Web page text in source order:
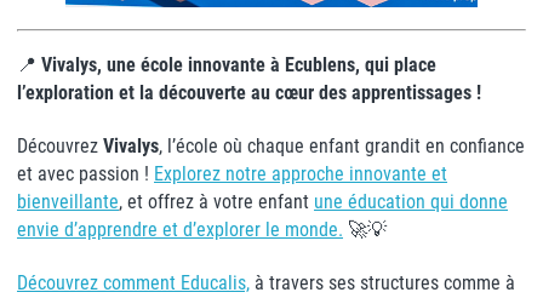
📍 Vivalys, une école innovante à Ecublens, qui place
l’exploration et la découverte au cœur des apprentissages !
Découvrez Vivalys, l’école où chaque enfant grandit en confiance
et avec passion ! Explorez notre approche innovante et
bienveillante, et offrez à votre enfant une éducation qui donne
envie d’apprendre et d’explorer le monde. 🚀💡
Découvrez comment Educalis, à travers ses structures comme à